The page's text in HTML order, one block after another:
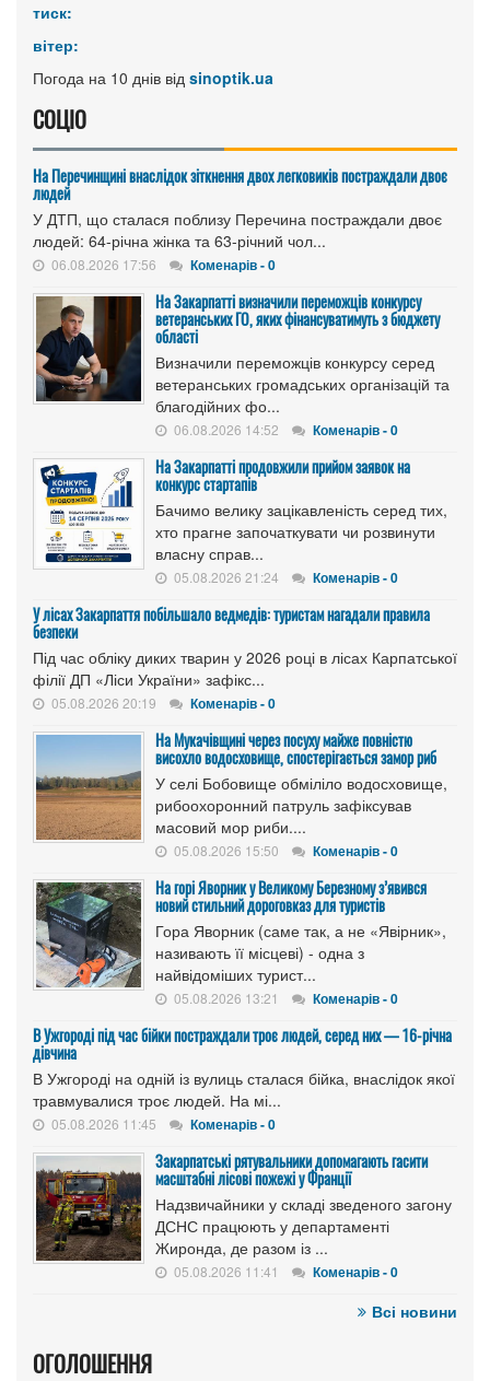
тиск:
вітер:
Погода на 10 днів від sinoptik.ua
СОЦІО
На Перечинщині внаслідок зіткнення двох легковиків постраждали двоє
людей
У ДТП, що сталася поблизу Перечина постраждали двоє
людей: 64-річна жінка та 63-річний чол...
06.08.2026 17:56 Коменарів - 0
На Закарпатті визначили переможців конкурсу
ветеранських ГО, яких фінансуватимуть з бюджету
області
Визначили переможців конкурсу серед
ветеранських громадських організацій та
благодійних фо...
06.08.2026 14:52 Коменарів - 0
На Закарпатті продовжили прийом заявок на
конкурс стартапів
Бачимо велику зацікавленість серед тих,
хто прагне започаткувати чи розвинути
власну справ...
05.08.2026 21:24 Коменарів - 0
У лісах Закарпаття побільшало ведмедів: туристам нагадали правила
безпеки
Під час обліку диких тварин у 2026 році в лісах Карпатської
філії ДП «Ліси України» зафікс...
05.08.2026 20:19 Коменарів - 0
На Мукачівщині через посуху майже повністю
висохло водосховище, спостерігається замор риб
У селі Бобовище обміліло водосховище,
рибоохоронний патруль зафіксував
масовий мор риби....
05.08.2026 15:50 Коменарів - 0
На горі Яворник у Великому Березному з’явився
новий стильний дороговказ для туристів
Гора Яворник (саме так, а не «Явірник»,
називають її місцеві) - одна з
найвідоміших турист...
05.08.2026 13:21 Коменарів - 0
В Ужгороді під час бійки постраждали троє людей, серед них — 16-річна
дівчина
В Ужгороді на одній із вулиць сталася бійка, внаслідок якої
травмувалися троє людей. На мі...
05.08.2026 11:45 Коменарів - 0
Закарпатські рятувальники допомагають гасити
масштабні лісові пожежі у Франції
Надзвичайники у складі зведеного загону
ДСНС працюють у департаменті
Жиронда, де разом із ...
05.08.2026 11:41 Коменарів - 0
Всі новини
ОГОЛОШЕННЯ